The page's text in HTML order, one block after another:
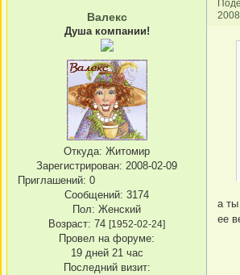
Валекс
Душа компании!
Откуда: Житомир
Зарегистрирован: 2008-02-09
Приглашений: 0
Сообщений: 3174
Пол: Женский
Возраст: 74 [1952-02-24]
Провел на форуме:
19 дней 21 час
Последний визит:
а
ее